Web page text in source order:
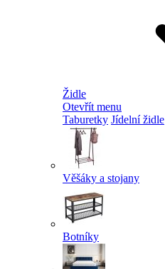
Židle
Otevřít menu
Taburetky Jídelní židle
Věšáky a stojany
Botníky